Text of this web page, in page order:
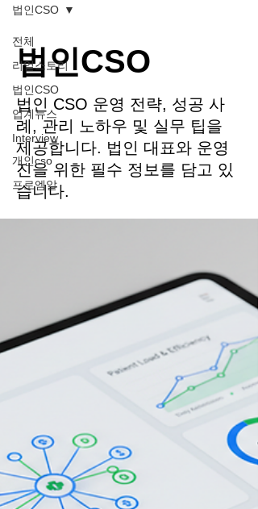
전체
리얼스토리
법인CSO
업계뉴스
Interview
개인cso
프로엠알
법인CSO
법인CSO
법인 CSO 운영 전략, 성공 사
례, 관리 노하우 및 실무 팁을
제공합니다. 법인 대표와 운영
진을 위한 필수 정보를 담고 있
습니다.